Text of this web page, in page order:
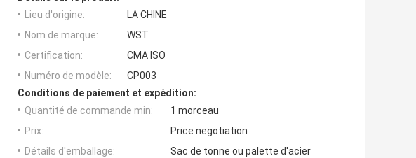
Lieu d'origine:
LA CHINE
Nom de marque:
WST
Certification:
CMA ISO
Numéro de modèle:
CP003
Conditions de paiement et expédition:
Quantité de commande min:
1 morceau
Prix:
Price negotiation
Détails d'emballage:
Sac de tonne ou palette d'acier